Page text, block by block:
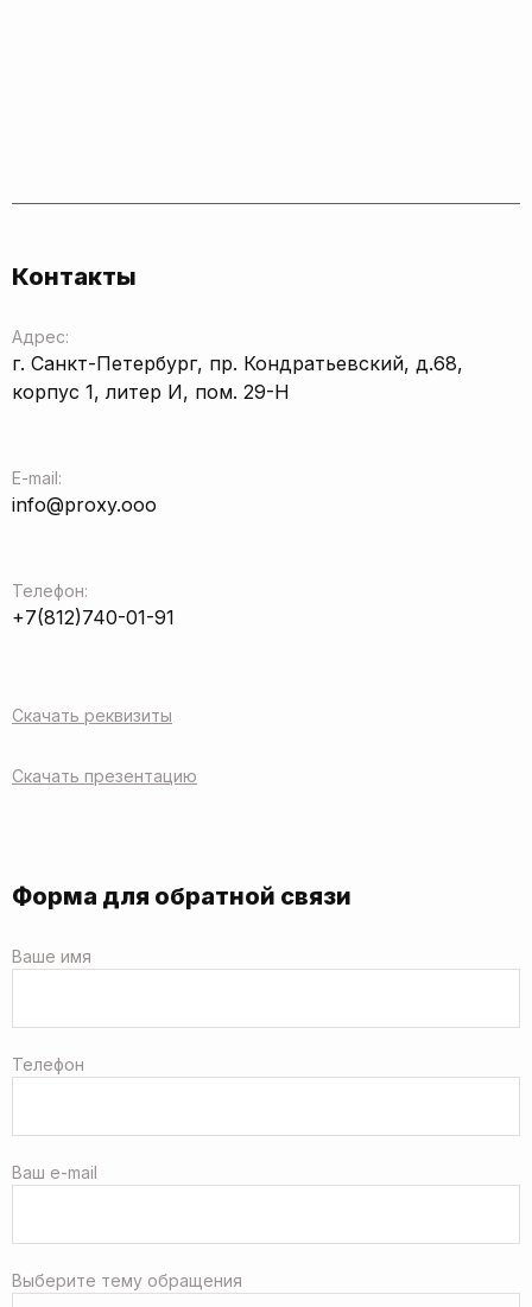
Контакты
Адрес:
г. Санкт-Петербург, пр. Кондратьевский, д.68,
корпус 1, литер И, пом. 29-Н
E-mail:
info@proxy.ooo
Телефон:
+7(812)740-01-91
Скачать реквизиты
Скачать презентацию
Форма для обратной связи
Ваше имя
Телефон
Ваш e-mail
Выберите тему обращения